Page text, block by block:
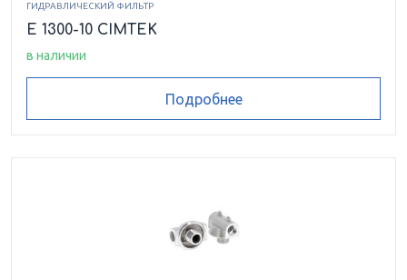
ГИДРАВЛИЧЕСКИЙ ФИЛЬТР
E 1300-10 CIMTEK
в наличии
Подробнее